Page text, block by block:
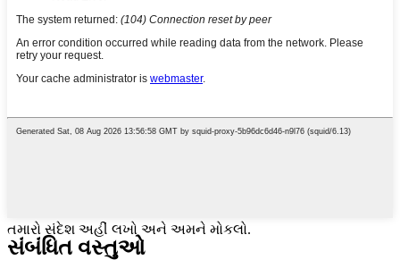
તમારો સંદેશ અહીં લખો અને અમને મોકલો.
સંબંધિત વસ્તુઓ